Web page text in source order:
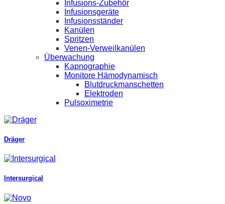
Infusions-Zubehör
Infusionsgeräte
Infusionsständer
Kanülen
Spritzen
Venen-Verweilkanülen
Überwachung
Kapnographie
Monitore Hämodynamisch
Blutdruckmanschetten
Elektroden
Pulsoximetrie
Dräger
Intersurgical